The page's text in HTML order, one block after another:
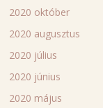
2020 október
2020 augusztus
2020 július
2020 június
2020 május